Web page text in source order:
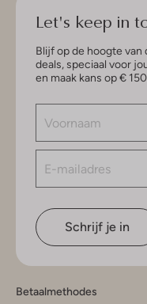
Let's keep in
Blijf op de hoogte
deals, speciaal voor
en maak kans op €
Schrijf je in
Betaalmethodes